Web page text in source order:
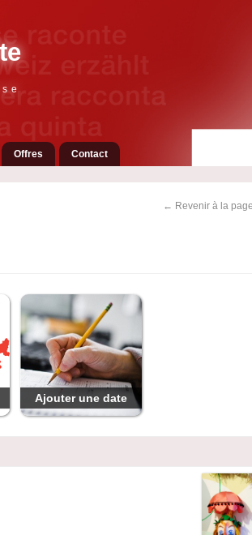
Offres Contact
← Revenir à la
Ajouter une date